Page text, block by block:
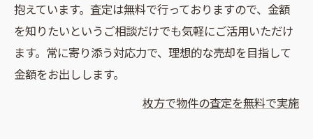
抱えています。査定は無料で行っておりますので、金額
を知りたいというご相談だけでも気軽にご活用いただけ
ます。常に寄り添う対応力で、理想的な売却を目指して
金額をお出しします。
枚方で物件の査定を無料で実施